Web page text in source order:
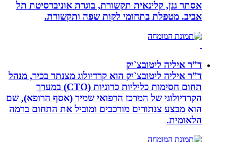
אסתר גנן, קלינאית תקשורת, בוגרת אוניברסיטת תל
אביב. מטפלת בתחומי לקות שפה ותקשורת.
ד”ר איליה ליטובצ`יק
ד”ר איליה ליטובצ`יק הוא קרדיולוג מצנתר בכיר, מנהל
תחום חסימות כליליות כרוניות (CTO) במערך
הקרדיולוגי של המרכז הרפואי שמיר (אסף הרופא), שם
הוא מבצע צנתורים מורכבים ומוביל את התחום ברמה
הלאומית.